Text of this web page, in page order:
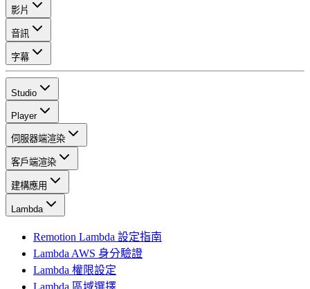
影片
音訊
字幕
Studio
Player
伺服器端渲染
客戶端渲染
建構應用
Lambda
Remotion Lambda 設定指南
Lambda AWS 身分驗證
Lambda 權限設定
Lambda 區域選擇